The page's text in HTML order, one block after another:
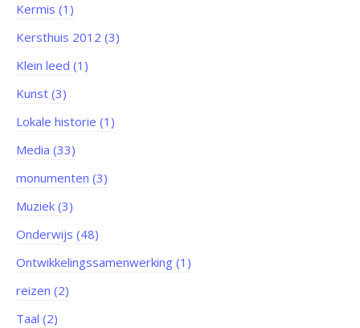
Kermis (1)
Kersthuis 2012 (3)
Klein leed (1)
Kunst (3)
Lokale historie (1)
Media (33)
monumenten (3)
Muziek (3)
Onderwijs (48)
Ontwikkelingssamenwerking (1)
reizen (2)
Taal (2)